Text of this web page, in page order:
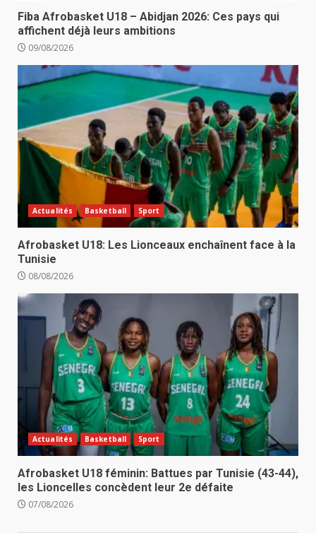
Fiba Afrobasket U18 – Abidjan 2026: Ces pays qui
affichent déjà leurs ambitions
09/08/2026
Actualités Basketball Sport
Afrobasket U18: Les Lionceaux enchaînent face à la
Tunisie
08/08/2026
Actualités Basketball Sport
Afrobasket U18 féminin: Battues par Tunisie (43-44),
les Lioncelles concèdent leur 2e défaite
07/08/2026